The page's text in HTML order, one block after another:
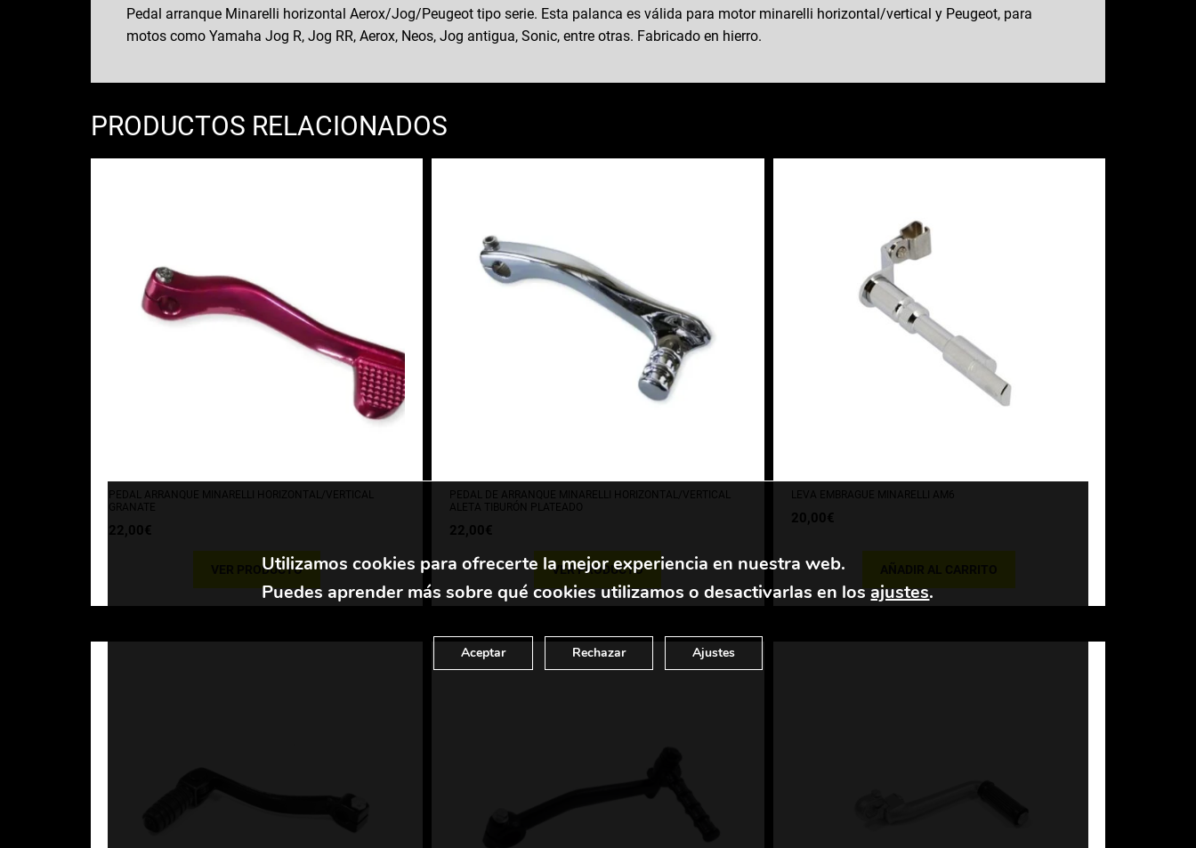
Pedal arranque Minarelli horizontal Aerox/Jog/Peugeot tipo serie. Esta palanca es válida para motor minarelli horizontal/vertical y Peugeot, para
motos como Yamaha Jog R, Jog RR, Aerox, Neos, Jog antigua, Sonic, entre otras. Fabricado en hierro.
PRODUCTOS RELACIONADOS
PEDAL ARRANQUE MINARELLI HORIZONTAL/VERTICAL
GRANATE
22,00€
VER PRODUCTO
PEDAL DE ARRANQUE MINARELLI HORIZONTAL/VERTICAL
ALETA TIBURÓN PLATEADO
22,00€
VER PRODUCTO
LEVA EMBRAGUE MINARELLI AM6
20,00€
Utilizamos cookies para ofrecerte la mejor experiencia en nuestra web.
Puedes aprender más sobre qué cookies utilizamos o desactivarlas en losajustes.
Aceptar Rechazar Ajustes